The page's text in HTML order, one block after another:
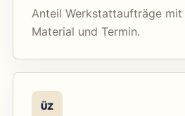
Anteil Werkstattaufträge mit
Material und Termin.
ÜZ